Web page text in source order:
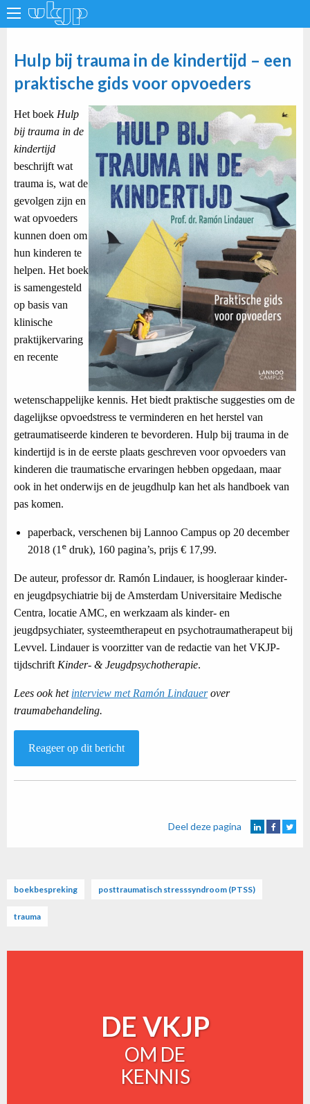
Hulp bij trauma in de kindertijd – een
praktische gids voor opvoeders
Het boek Hulp
bij trauma in de
kindertijd
beschrijft wat
trauma is, wat de
gevolgen zijn en
wat opvoeders
kunnen doen om
hun kinderen te
helpen. Het boek
is samengesteld
op basis van
klinische
praktijkervaring
en recente
wetenschappelijke kennis. Het biedt praktische suggesties om de
dagelijkse opvoedstress te verminderen en het herstel van
getraumatiseerde kinderen te bevorderen. Hulp bij trauma in de
kindertijd is in de eerste plaats geschreven voor opvoeders van
kinderen die traumatische ervaringen hebben opgedaan, maar
ook in het onderwijs en de jeugdhulp kan het als handboek van
pas komen.
paperback, verschenen bij Lannoo Campus op 20 december
2018 (1 e druk), 160 pagina’s, prijs € 17,99.
De auteur, professor dr. Ramón Lindauer, is hoogleraar kinder-
en jeugdpsychiatrie bij de Amsterdam Universitaire Medische
Centra, locatie AMC, en werkzaam als kinder- en
jeugdpsychiater, systeemtherapeut en psychotraumatherapeut bij
Levvel. Lindauer is voorzitter van de redactie van het VKJP-
tijdschrift Kinder- & Jeugdpsychotherapie.
Lees ook het interview met Ramón Lindauerover
traumabehandeling.
Reageer op dit bericht
Deel deze pagina
boekbespreking posttraumatisch stresssyndroom (PTSS)
trauma
DE VKJP
OM DE
KENNIS